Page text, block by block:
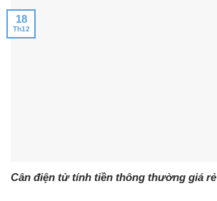
Cân điện tử tính tiền thông thường giá rẻ
18
Th12